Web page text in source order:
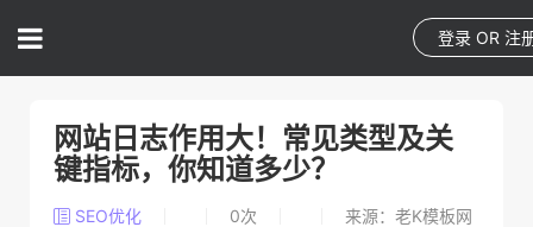
登录 OR 注
网站日志作用大！常见类型及关
键指标，你知道多少？
SEO优化 0次
来源：老K模板网